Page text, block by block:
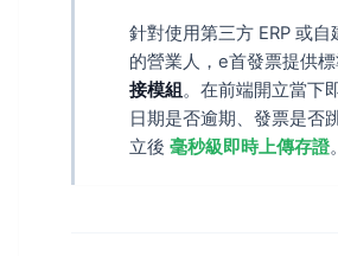
針對使用第三方 ERP 或自
的營業人，e首發票提供
接模組。在前端開立當下
日期是否逾期、發票是否
立後 毫秒級即時上傳存證。